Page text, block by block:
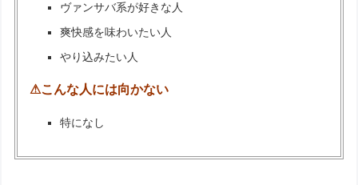
ヴァンサバ系が好きな人
爽快感を味わいたい人
やり込みたい人
⚠こんな人には向かない
特になし